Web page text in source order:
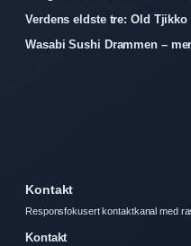
Verdens eldste tre: Old
Wasabi Sushi Drammen –
Kontakt
Responsfokusert kontaktkanal med
Kontakt